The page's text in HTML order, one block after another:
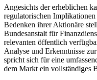
Angesichts der erheblichen
regulatorischen
Bedenken ihrer Aktionäre
Bundesanstalt für
relevanten öffentlich
Analyse und Erkenntnisse
spricht sich für eine
dem Markt ein vollständiges